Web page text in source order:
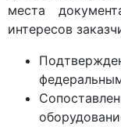
места
интересов